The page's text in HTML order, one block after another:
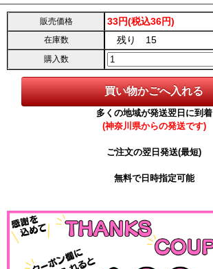
販売価格 33円(税込36円)
在庫数 残り 15
購入数
多くの地域が発送翌日に到着
(神奈川県からの発送です)
ご注文の翌日発送(最短)
無料で日時指定可能